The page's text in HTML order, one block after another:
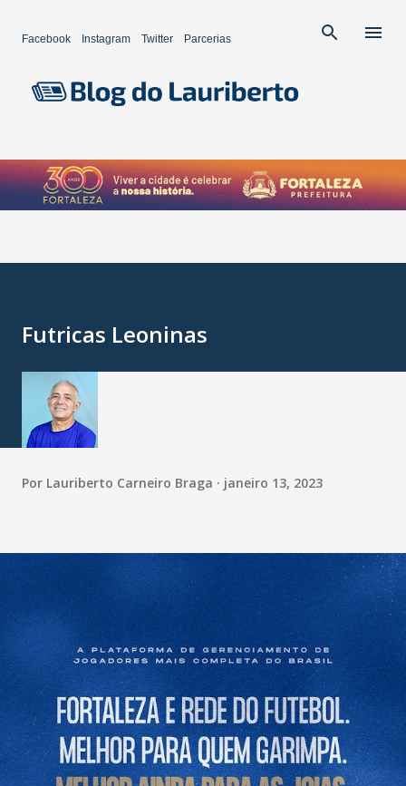
Facebook Instagram Twitter Parcerias
Futricas Leoninas
Por Lauriberto Carneiro Braga janeiro 13, 2023